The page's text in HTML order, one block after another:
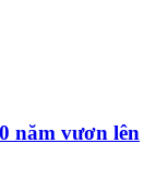
năm vươn lên